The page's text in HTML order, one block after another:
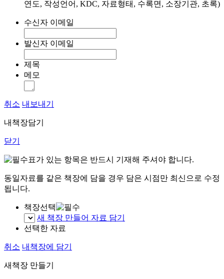
연도, 작성언어, KDC, 자료형태, 수록면, 소장기관, 초록)
수신자 이메일
발신자 이메일
제목
메모
취소 내보내기
내책장담기
닫기
표가 있는 항목은 반드시 기재해 주셔야 합니다.
동일자료를 같은 책장에 담을 경우 담은 시점만 최신으로 수정
됩니다.
책장선택
새 책장 만들어 자료 담기
선택한 자료
취소 내책장에 담기
새책장 만들기